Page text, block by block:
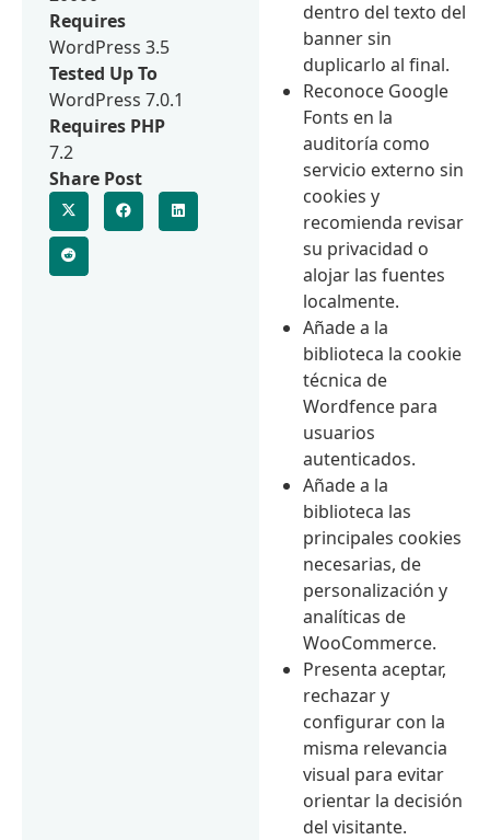
dentro del texto del
banner sin
duplicarlo al final.
Reconoce Google
Fonts en la
auditoría como
servicio externo sin
cookies y
recomienda revisar
su privacidad o
alojar las fuentes
localmente.
Añade a la
biblioteca la cookie
técnica de
Wordfence para
usuarios
autenticados.
Añade a la
biblioteca las
principales cookies
necesarias, de
personalización y
analíticas de
WooCommerce.
Presenta aceptar,
rechazar y
configurar con la
misma relevancia
visual para evitar
orientar la decisión
del visitante.
Requires
WordPress 3.5
Tested Up To
WordPress 7.0.1
Requires PHP
7.2
Share Post